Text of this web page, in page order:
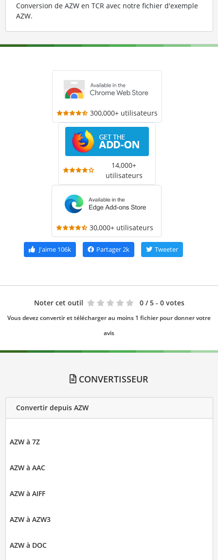
Conversion de AZW en TCR avec notre fichier d'exemple
AZW.
300,000+ utilisateurs
14,000+
utilisateurs
30,000+ utilisateurs
J'aime106k Partager2k Tweeter
Noter cet outil 0 / 5 - 0 votes
Vous devez convertir et télécharger au moins 1 fichier pour donner votre
avis
CONVERTISSEUR
Convertir depuis AZW
AZW à 7Z
AZW à AAC
AZW à AIFF
AZW à AZW3
AZW à DOC